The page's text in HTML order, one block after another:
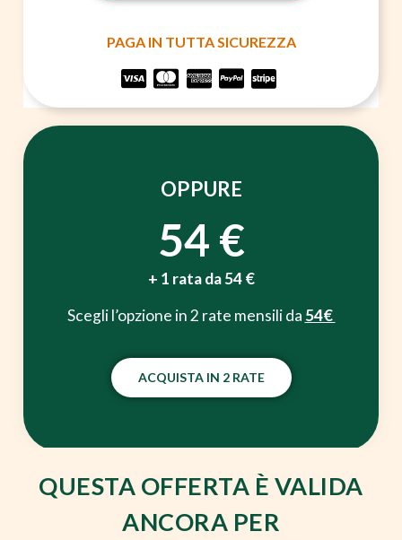
PAGA IN TUTTA SICUREZZA
OPPURE
54 €
+ 1 rata da 54 €
Scegli l’opzione in 2 rate mensili da 54€
ACQUISTA IN 2 RATE
QUESTA OFFERTA È VALIDA
ANCORA PER